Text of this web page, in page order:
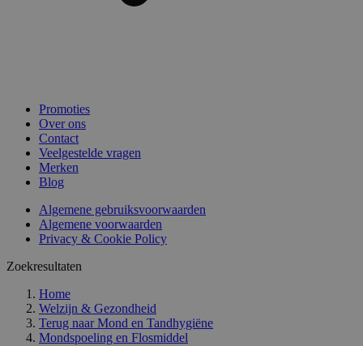
Promoties
Over ons
Contact
Veelgestelde vragen
Merken
Blog
Algemene gebruiksvoorwaarden
Algemene voorwaarden
Privacy & Cookie Policy
Zoekresultaten
Home
Welzijn & Gezondheid
Terug naar Mond en Tandhygiëne
Mondspoeling en Flosmiddel